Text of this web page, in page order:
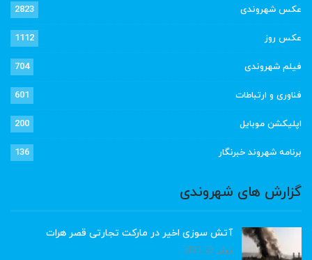
عکس شهروندی 2823
عکس روز 1112
فیلم شهروندی 704
فناوری و ارتباطات 601
اپلیکشن موبایل 200
برنامه شهروند خبرنگار 136
گزارش های شهروندی
آتش سوزی اخیر در مارکت تجارتی قصر هرات
ژوئن 22, 2023